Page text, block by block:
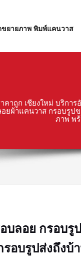
ยายภาพ พิมพ์แคนวาส
คาถูก เชียงใหม่ บริกา
ยผ้าแคนวาส กรอบรูป
ภาพ พ
บลอย กรอบรู
อบรูปส่งถึงบ้